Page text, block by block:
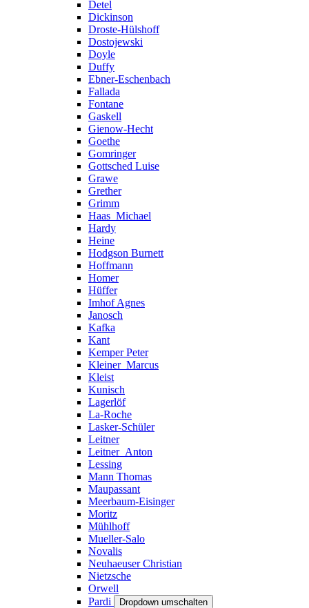
Detel
Dickinson
Droste-Hülshoff
Dostojewski
Doyle
Duffy
Ebner-Eschenbach
Fallada
Fontane
Gaskell
Gienow-Hecht
Goethe
Gomringer
Gottsched Luise
Grawe
Grether
Grimm
Haas_Michael
Hardy
Heine
Hodgson Burnett
Hoffmann
Homer
Hüffer
Imhof Agnes
Janosch
Kafka
Kant
Kemper Peter
Kleiner_Marcus
Kleist
Kunisch
Lagerlöf
La-Roche
Lasker-Schüler
Leitner
Leitner_Anton
Lessing
Mann Thomas
Maupassant
Meerbaum-Eisinger
Moritz
Mühlhoff
Mueller-Salo
Novalis
Neuhaeuser Christian
Nietzsche
Orwell
Pardi
Dropdown umschalten